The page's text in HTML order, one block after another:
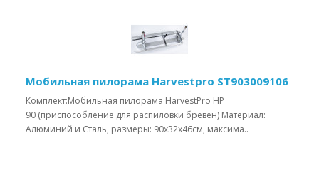
Мобильная пилорама Harvestpro ST903009106
Комплект:Мобильная пилорама HarvestPro HP
90 (приспособление для распиловки бревен) Материал:
Алюминий и Сталь, размеры: 90x32x46см, максима..